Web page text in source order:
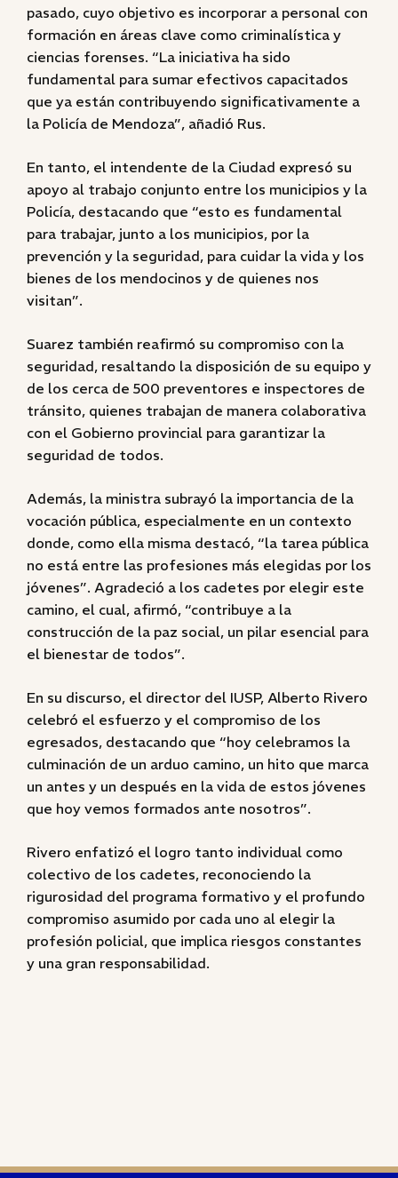
pasado, cuyo objetivo es incorporar a personal con
formación en áreas clave como criminalística y
ciencias forenses. “La iniciativa ha sido
fundamental para sumar efectivos capacitados
que ya están contribuyendo significativamente a
la Policía de Mendoza”, añadió Rus.
En tanto, el intendente de la Ciudad expresó su
apoyo al trabajo conjunto entre los municipios y la
Policía, destacando que “esto es fundamental
para trabajar, junto a los municipios, por la
prevención y la seguridad, para cuidar la vida y los
bienes de los mendocinos y de quienes nos
visitan”.
Suarez también reafirmó su compromiso con la
seguridad, resaltando la disposición de su equipo y
de los cerca de 500 preventores e inspectores de
tránsito, quienes trabajan de manera colaborativa
con el Gobierno provincial para garantizar la
seguridad de todos.
Además, la ministra subrayó la importancia de la
vocación pública, especialmente en un contexto
donde, como ella misma destacó, “la tarea pública
no está entre las profesiones más elegidas por los
jóvenes”. Agradeció a los cadetes por elegir este
camino, el cual, afirmó, “contribuye a la
construcción de la paz social, un pilar esencial para
el bienestar de todos”.
En su discurso, el director del IUSP, Alberto Rivero
celebró el esfuerzo y el compromiso de los
egresados, destacando que “hoy celebramos la
culminación de un arduo camino, un hito que marca
un antes y un después en la vida de estos jóvenes
que hoy vemos formados ante nosotros”.
Rivero enfatizó el logro tanto individual como
colectivo de los cadetes, reconociendo la
rigurosidad del programa formativo y el profundo
compromiso asumido por cada uno al elegir la
profesión policial, que implica riesgos constantes
y una gran responsabilidad.